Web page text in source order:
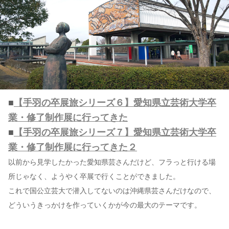
■ 【手羽の卒展旅シリーズ６】愛知県立芸術大学卒
業・修了制作展に行ってきた
■ 【手羽の卒展旅シリーズ７】愛知県立芸術大学卒
業・修了制作展に行ってきた２
以前から見学したかった愛知県芸さんだけど、フラっと行ける場
所じゃなく、ようやく卒展で行くことができました。
これで国公立芸大で潜入してないのは沖縄県芸さんだけなので、
どういうきっかけを作っていくかが今の最大のテーマです。